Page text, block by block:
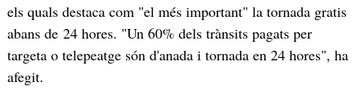
els quals destaca com "el més important" la tornada gratis
abans de 24 hores. "Un 60% dels trànsits pagats per
targeta o telepeatge són d'anada i tornada en 24 hores", ha
afegit.